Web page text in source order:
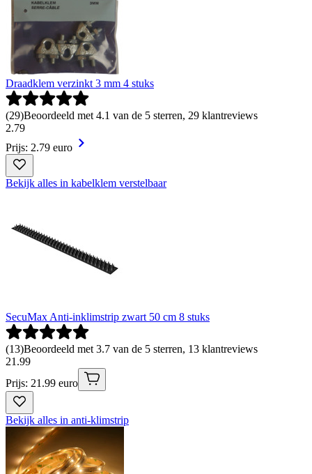
Draadklem verzinkt 3 mm 4 stuks
(29)Beoordeeld met 4.1 van de 5 sterren, 29 klantreviews
2.79
Prijs: 2.79 euro
Bekijk alles in kabelklem verstelbaar
SecuMax Anti-inklimstrip zwart 50 cm 8 stuks
(13)Beoordeeld met 3.7 van de 5 sterren, 13 klantreviews
21 .99
Prijs: 21.99 euro
Bekijk alles in anti-klimstrip